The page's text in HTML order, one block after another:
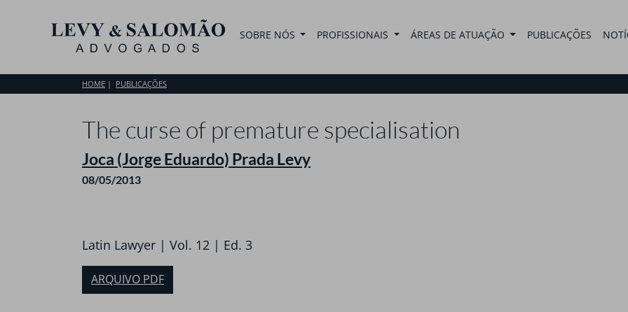
SOBRE NÓS PROFISSIONAIS ÁREAS DE ATUAÇÃO PUBLICAÇÕES
HOME PUBLICAÇÕES
The curse of premature specialisation
Joca (Jorge Eduardo) Prada Levy
08/05/2013
Latin Lawyer | Vol. 12 | Ed. 3
ARQUIVO PDF